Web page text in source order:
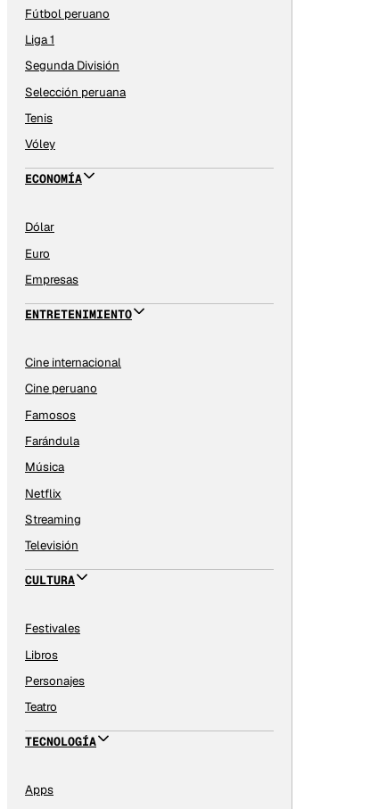
Fútbol peruano
Liga 1
Segunda División
Selección peruana
Tenis
Vóley
ECONOMÍA
Dólar
Euro
Empresas
ENTRETENIMIENTO
Cine internacional
Cine peruano
Famosos
Farándula
Música
Netflix
Streaming
Televisión
CULTURA
Festivales
Libros
Personajes
Teatro
TECNOLOGÍA
Apps